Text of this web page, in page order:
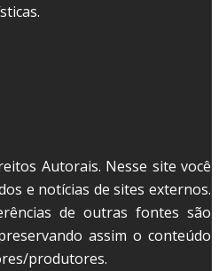
Autorais. Nesse site você
e notícias de sites externos.
de outras fontes são
assim o conteúdo
produtores.